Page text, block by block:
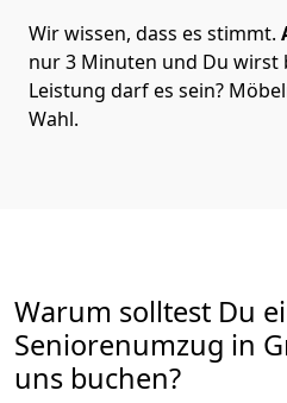
Wir wissen, dass es stimmt.
nur 3 Minuten und Du wirst
Leistung darf es sein?
Wahl.
Warum solltest Du
Seniorenumzug in
uns buchen?